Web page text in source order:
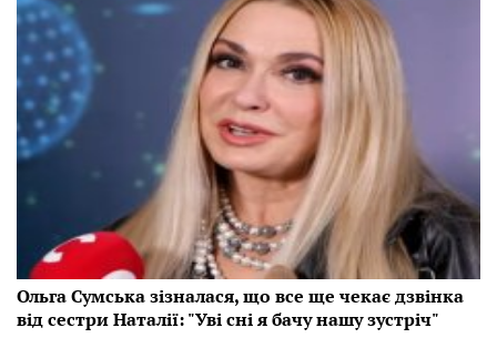
Ольга Сумська зізналася, що все ще чекає дзвінка
від сестри Наталії: "Уві сні я бачу нашу зустріч"